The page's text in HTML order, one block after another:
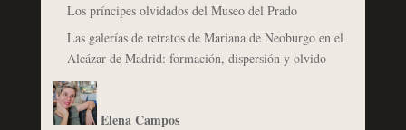
Los príncipes olvidados del Museo del Prado
Las galerías de retratos de Mariana de Neoburgo en el
Alcázar de Madrid: formación, dispersión y olvido
Elena Campos